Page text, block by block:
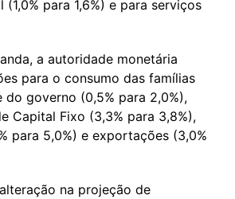
(1,0% para 1,6%) e para serviços
a autoridade monetária
para o consumo das famílias
do governo (0,5% para 2,0%),
Capital Fixo (3,3% para 3,8%),
para 5,0%) e exportações (3,0%
na projeção de